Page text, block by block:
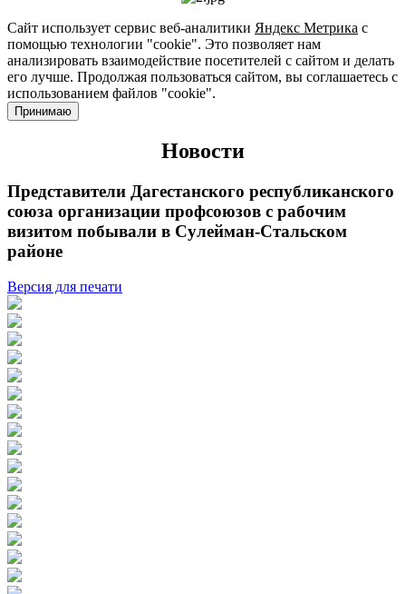
Сайт использует сервис веб-аналитики Яндекс Метрика с
помощью технологии "cookie". Это позволяет нам
анализировать взаимодействие посетителей с сайтом и делать
его лучше. Продолжая пользоваться сайтом, вы соглашаетесь с
использованием файлов "cookie".
Принимаю
Новости
Представители Дагестанского республиканского
союза организации профсоюзов с рабочим
визитом побывали в Сулейман-Стальском
районе
Версия для печати